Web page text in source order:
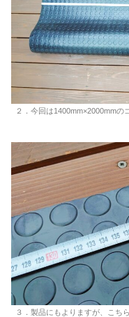
２．今回は1400mm×2000mmの
３．製品にもよりますが、こち